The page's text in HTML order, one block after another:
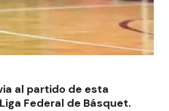
al partido de esta
Federal de Básquet.